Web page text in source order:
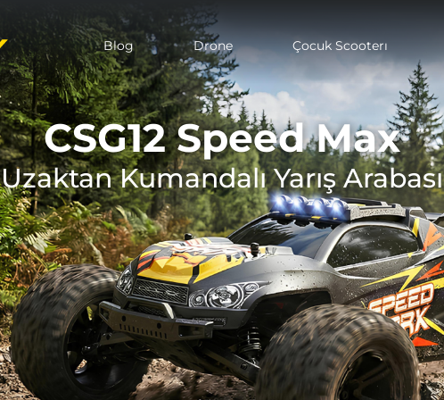
Blog Drone Çocuk Scooterı
CSG12 Speed Max
Uzaktan Kumandalı Yarış Arabası